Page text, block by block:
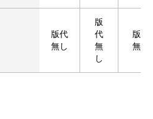
版代
無し
版
代
無
し
版代
無し